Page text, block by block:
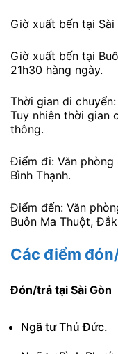
Giờ xuất bến tại Sài
Giờ xuất bến tại
21h30 hàng ngày.
Thời gian di
Tuy nhiên thời gian
thông.
Điểm đi: Văn phòng
Bình Thạnh.
Điểm đến: Văn
Buôn Ma Thuột,
Các điểm
Đón/trả tại Sài Gòn
Ngã tư Thủ Đức.